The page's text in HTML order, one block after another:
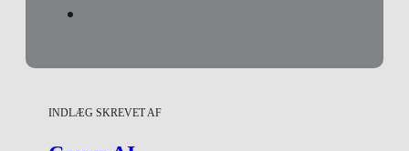
INDLÆG SKREVET AF